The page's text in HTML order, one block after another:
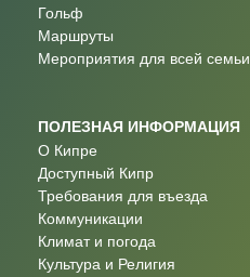
Гольф
Маршруты
Мероприятия для всей семьи
ПОЛЕЗНАЯ ИНФОРМАЦИЯ
О Кипре
Доступный Кипр
Требования для въезда
Коммуникации
Климат и погода
Культура и Религия